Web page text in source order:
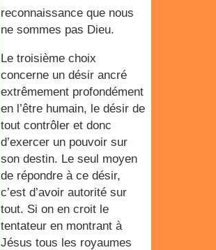
reconnaissance que nous
ne sommes pas Dieu.
Le troisième choix
concerne un désir ancré
extrêmement profondément
en l’être humain, le désir de
tout contrôler et donc
d’exercer un pouvoir sur
son destin. Le seul moyen
de répondre à ce désir,
c’est d’avoir autorité sur
tout. Si on en croit le
tentateur en montrant à
Jésus tous les royaumes